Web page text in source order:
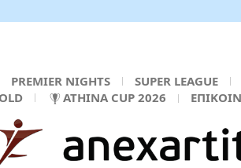
PREMIER NIGHTS
SUPER LEAGUE
ATHINA CUP 2026